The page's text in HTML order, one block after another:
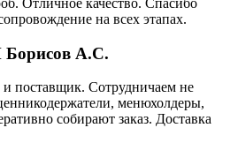
на всех этапах.
Борисов А.С.
поставщик. Сотрудничаем не
менюхолдеры,
собирают заказ. Доставка